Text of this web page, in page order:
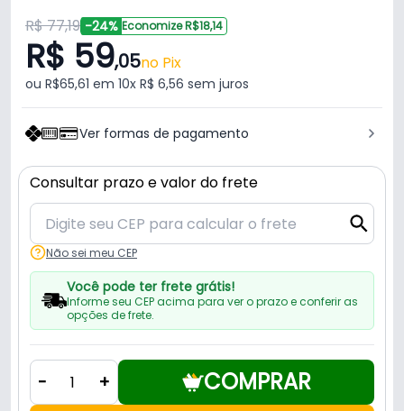
R$ 77,19 -24% Economize R$18,14
R$ 59,05no Pix
ou R$65,61 em 10x R$ 6,56 sem juros
Ver formas de pagamento
Consultar prazo e valor do frete
Não sei meu CEP
Você pode ter frete grátis!
Informe seu CEP acima para ver o prazo e conferir as
opções de frete.
- + COMPRAR